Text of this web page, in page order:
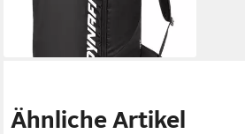
lieferbar - in 2-3 Werktagen bei dir
Ähnliche Artikel